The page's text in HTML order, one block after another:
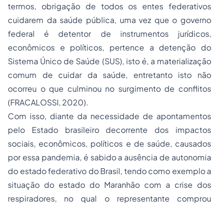
termos, obrigação de todos os entes federativos
cuidarem da saúde pública, uma vez que o governo
federal é detentor de instrumentos jurídicos,
econômicos e políticos, pertence a detenção do
Sistema Único de Saúde (SUS), isto é, a materialização
comum de cuidar da saúde, entretanto isto não
ocorreu o que culminou no surgimento de conflitos
(FRACALOSSI, 2020).
Com isso, diante da necessidade de apontamentos
pelo Estado brasileiro decorrente dos impactos
sociais, econômicos, políticos e de saúde, causados
por essa pandemia, é sabido a ausência de autonomia
do estado federativo do Brasil, tendo como exemplo a
situação do estado do Maranhão com a crise dos
respiradores, no qual o representante comprou